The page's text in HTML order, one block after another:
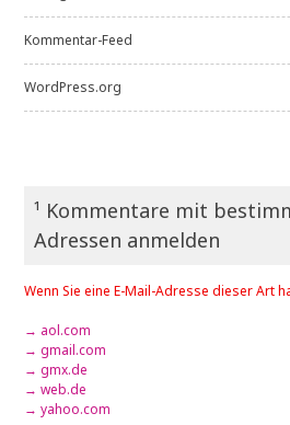
Kommentar-Feed
WordPress.org
¹ Kommentare mit
Adressen anmelden
Wenn Sie eine E-Mail-Adresse dieser Art
→ aol.com
→ gmail.com
→ gmx.de
→ web.de
→ yahoo.com